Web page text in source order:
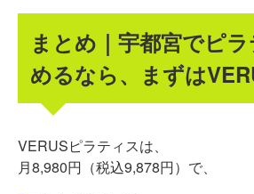
まとめ｜宇都宮でピ
めるなら、まずは
VERUSピラティスは、
月8,980円（税込9,878円）で、